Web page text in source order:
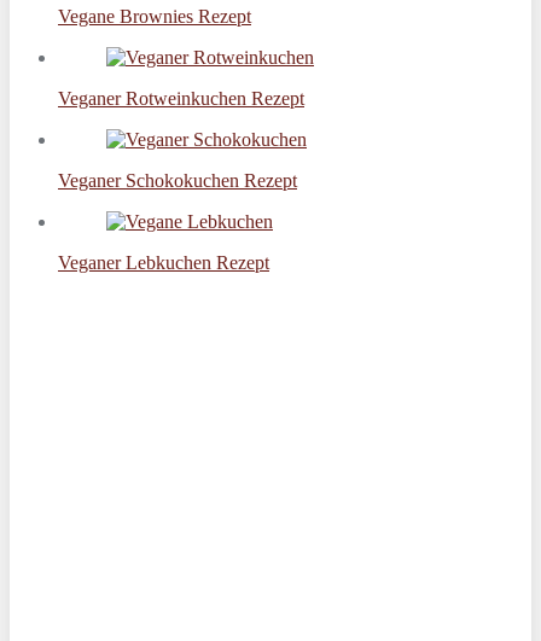
Vegane Brownies Rezept
Veganer Rotweinkuchen Rezept
Veganer Schokokuchen Rezept
Veganer Lebkuchen Rezept